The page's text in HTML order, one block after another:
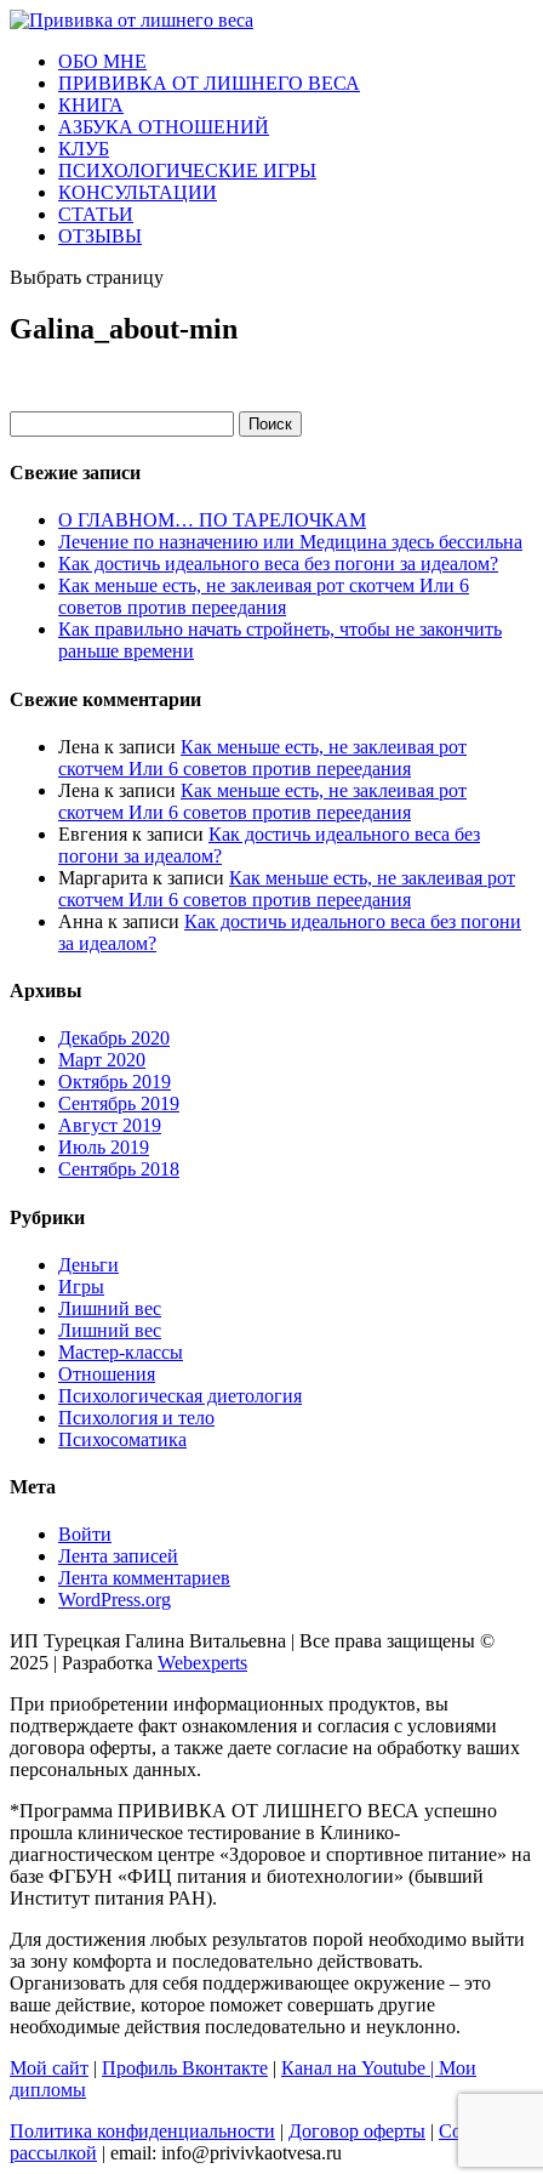
ОБО МНЕ
ПРИВИВКА ОТ ЛИШНЕГО ВЕСА
КНИГА
АЗБУКА ОТНОШЕНИЙ
КЛУБ
ПСИХОЛОГИЧЕСКИЕ ИГРЫ
КОНСУЛЬТАЦИИ
СТАТЬИ
ОТЗЫВЫ
Выбрать страницу
Galina_about-min
Свежие записи
О ГЛАВНОМ… ПО ТАРЕЛОЧКАМ
Лечение по назначению или Медицина здесь бессильна
Как достичь идеального веса без погони за идеалом?
Как меньше есть, не заклеивая рот скотчем Или 6
советов против переедания
Как правильно начать стройнеть, чтобы не закончить
раньше времени
Свежие комментарии
Лена к записи Как меньше есть, не заклеивая рот
скотчем Или 6 советов против переедания
Лена к записи Как меньше есть, не заклеивая рот
скотчем Или 6 советов против переедания
Евгения к записи Как достичь идеального веса без
погони за идеалом?
Маргарита к записи Как меньше есть, не заклеивая рот
скотчем Или 6 советов против переедания
Анна к записи Как достичь идеального веса без погони
за идеалом?
Архивы
Декабрь 2020
Март 2020
Октябрь 2019
Сентябрь 2019
Август 2019
Июль 2019
Сентябрь 2018
Рубрики
Деньги
Игры
Лишний вес
Лишний вес
Мастер-классы
Отношения
Психологическая диетология
Психология и тело
Психосоматика
Мета
Войти
Лента записей
Лента комментариев
WordPress.org
ИП Турецкая Галина Витальевна | Все права защищены ©
2025 | Разработка Webexperts
При приобретении информационных продуктов, вы
подтверждаете факт ознакомления и согласия с условиями
договора оферты, а также даете согласие на обработку ваших
персональных данных.
*Программа ПРИВИВКА ОТ ЛИШНЕГО ВЕСА успешно
прошла клиническое тестирование в Клинико-
диагностическом центре «Здоровое и спортивное питание» на
базе ФГБУН «ФИЦ питания и биотехнологии» (бывший
Институт питания РАН).
Для достижения любых результатов порой необходимо выйти
за зону комфорта и последовательно действовать.
Организовать для себя поддерживающее окружение – это
ваше действие, которое поможет совершать другие
необходимые действия последовательно и неуклонно.
Мой сайт
Профиль Вконтакте Канал на Youtube | Мои
дипломы
Политика конфиденциальности
Договор оферты
Согласие с
рассылкой | email: info@privivkaotvesa.ru